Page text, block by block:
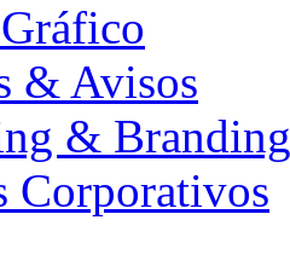
& Avisos
& Branding
Corporativos